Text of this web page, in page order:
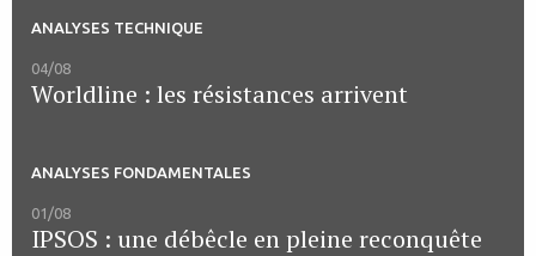
ANALYSES TECHNIQUE
04/08
Worldline : les résistances arrivent
ANALYSES FONDAMENTALES
01/08
IPSOS : une débêcle en pleine reconquête